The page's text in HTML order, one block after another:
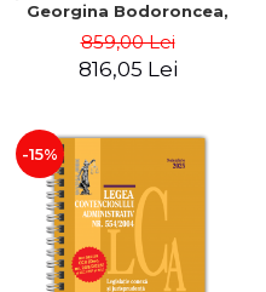
Georgina Bodoroncea,
Kuglay, Lavinia Lefterache,
Teodor Manea
859,00 Lei
816,05 Lei
-15%